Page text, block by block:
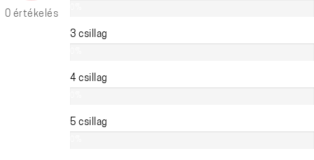
0 értékelés
3 csillag
4 csillag
5 csillag